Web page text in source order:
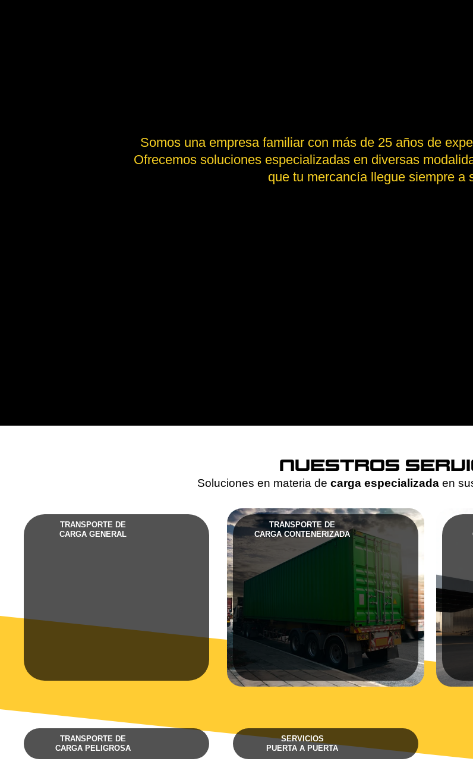
Somos una empresa familiar con más de 25 años de
Ofrecemos soluciones especializadas en diversas
que tu mercancía llegue siempre a
NUESTROS
Soluciones en materia de carga especializadaen
TRANSPORTE DE
CARGA GENERAL
TRANSPORTE DE
CARGA CONTENERIZADA
TRANSPORTE DE
CARGA PELIGROSA
SERVICIOS
PUERTA A PUERTA